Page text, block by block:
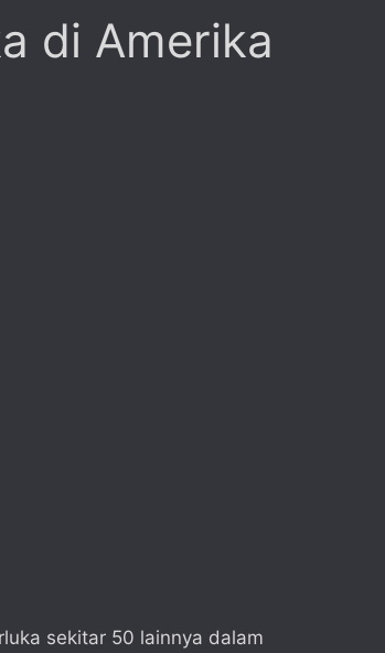
di Amerika
sekitar 50 lainnya dalam